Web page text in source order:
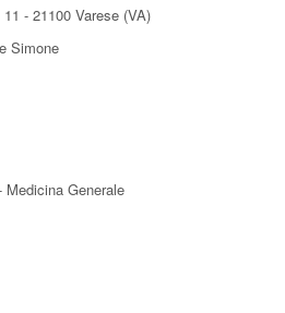
- 21100 Varese (VA)
Simone
Medicina Generale